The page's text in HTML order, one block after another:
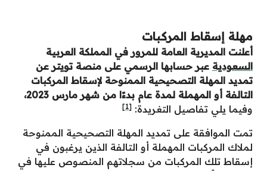
مهلة إسقاط المركبات
أعلنت المديرية العامة للمرور في المملكة العربية
السعودية عبر حسابها الرسمي على منصة تويتر عن
تمديد المهلة التصحيحية الممنوحة لإسقاط المركبات
التالفة أو المهملة لمدة عام بدءًا من شهر مارس 2023،
وفيما يلي تفاصيل التغريدة: [1]
تمت الموافقة على تمديد المهلة التصحيحية الممنوحة
لملاك المركبات المهملة أو التالفة الذين يرغبون في
إسقاط تلك المركبات من سجلاتهم المنصوص عليها في